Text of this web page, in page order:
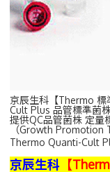
京辰生科【Thermo 標
Cult Plus 品管標準菌
提供QC品管菌株 定量
（Growth Promotion
Thermo Quanti-Cult
京辰生科 【